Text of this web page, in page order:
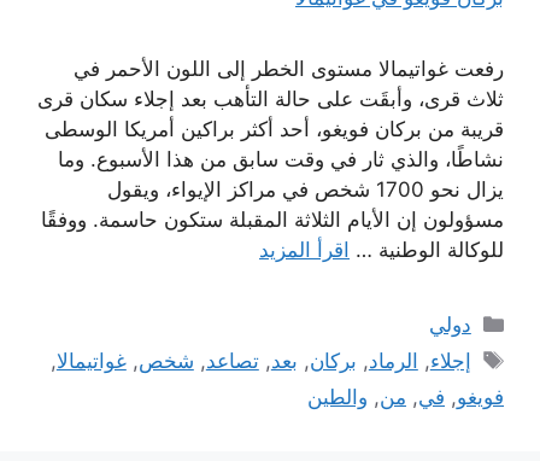
رفعت غواتيمالا مستوى الخطر إلى اللون الأحمر في
ثلاث قرى، وأبقَت على حالة التأهب بعد إجلاء سكان قرى
قريبة من بركان فويغو، أحد أكثر براكين أمريكا الوسطى
نشاطًا، والذي ثار في وقت سابق من هذا الأسبوع. وما
يزال نحو 1700 شخص في مراكز الإيواء، ويقول
مسؤولون إن الأيام الثلاثة المقبلة ستكون حاسمة. ووفقًا
للوكالة الوطنية … اقرأ المزيد
التصنيفات
دولي
الوسوم
إجلاء, الرماد, بركان, بعد,تصاعد, شخص,غواتيمالا,
فويغو, في, من, والطين